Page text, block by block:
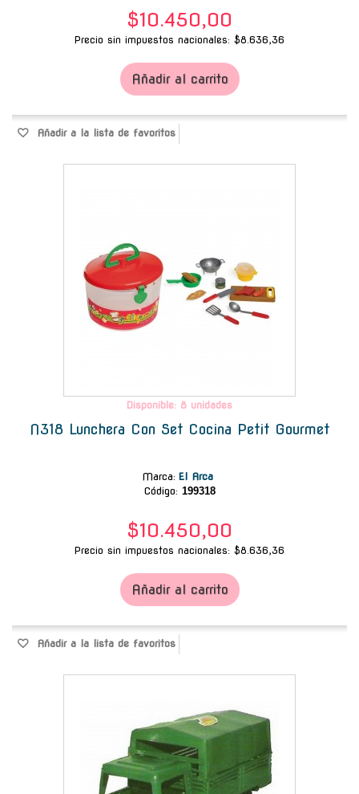
$10.450,00
Precio sin impuestos nacionales: $8.636,36
Añadir al carrito
Añadir a la lista de favoritos
Disponible: 8 unidades
N318 Lunchera Con Set Cocina Petit Gourmet
Marca: El Arca
Código: 199318
$10.450,00
Precio sin impuestos nacionales: $8.636,36
Añadir al carrito
Añadir a la lista de favoritos